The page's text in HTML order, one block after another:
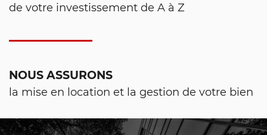
de votre investissement de A à Z
NOUS ASSURONS
la mise en location et la gestion de votre bien